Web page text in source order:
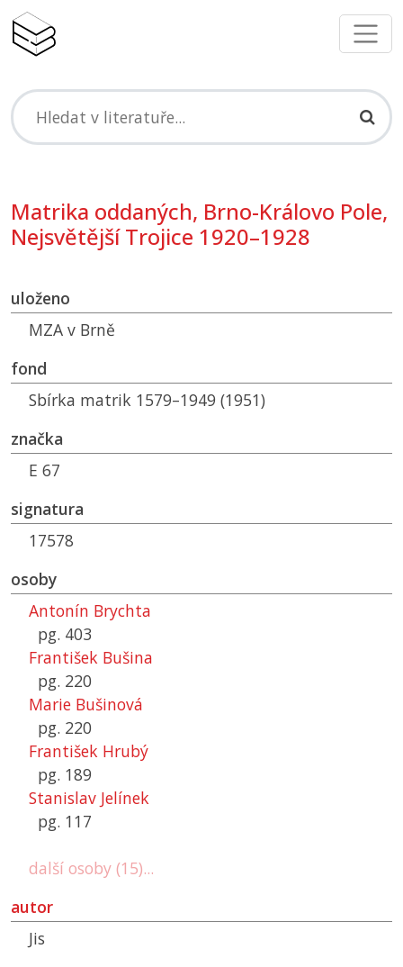
Matrika oddaných, Brno-Královo Pole,
Nejsvětější Trojice 1920–1928
uloženo
MZA v Brně
fond
Sbírka matrik 1579–1949 (1951)
značka
E 67
signatura
17578
osoby
Antonín Brychta
pg. 403
František Bušina
pg. 220
Marie Bušinová
pg. 220
František Hrubý
pg. 189
Stanislav Jelínek
pg. 117
další osoby (15)...
autor
Jis